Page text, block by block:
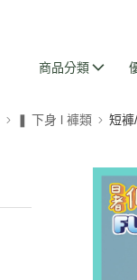
商品分類
❚ 下身 l 褲類 短褲